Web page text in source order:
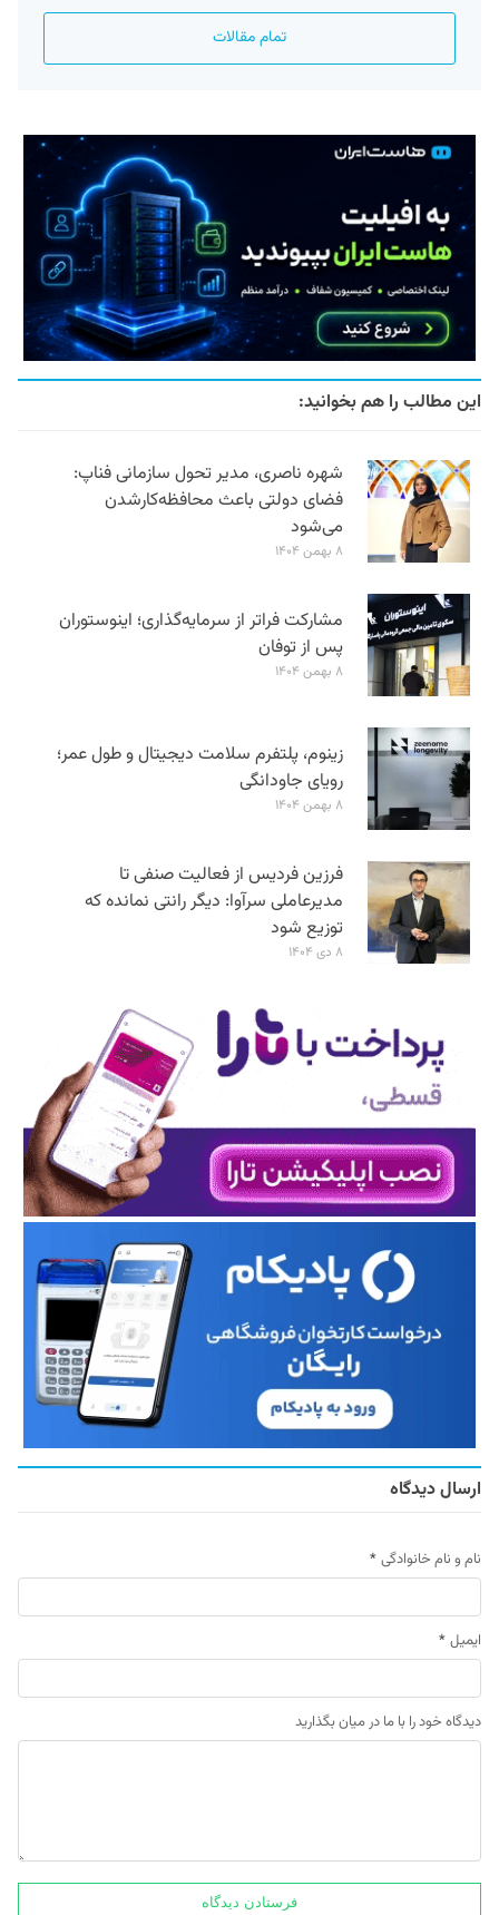
تمام مقالات
این مطالب را هم بخوانید:
شهره ناصری، مدیر تحول سازمانی فناپ:
فضای دولتی باعث محافظه‌کارشدن
می‌شود
۸ بهمن ۱۴۰۴
مشارکت فراتر از سرمایه‌گذاری؛ اینوستوران
پس از توفان
۸ بهمن ۱۴۰۴
زینوم، پلتفرم سلامت دیجیتال و طول عمر؛
رویای جاودانگی
۸ بهمن ۱۴۰۴
فرزین فردیس از فعالیت صنفی تا
مدیرعاملی سرآوا: دیگر رانتی نمانده که
توزیع شود
۸ دی ۱۴۰۴
ارسال دیدگاه
نام و نام خانوادگی *
ایمیل *
دیدگاه خود را با ما در میان بگذارید